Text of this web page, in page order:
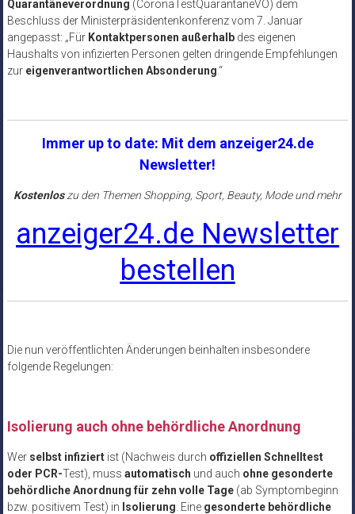
Quarantäneverordnung (CoronaTestQuarantäneVO) dem
Beschluss der Ministerpräsidentenkonferenz vom 7. Januar
angepasst: „Für Kontaktpersonen außerhalbdes eigenen
Haushalts von infizierten Personen gelten dringende Empfehlungen
zur eigenverantwortlichen Absonderung .“
Immer up to date: Mit dem anzeiger24.de
Newsletter!
Kostenloszu den Themen Shopping, Sport, Beauty, Mode und mehr
anzeiger24.de Newsletter
bestellen
Die nun veröffentlichten Änderungen beinhalten insbesondere
folgende Regelungen:
Isolierung auch ohne behördliche Anordnung
Wer selbst infiziertist (Nachweis durch offiziellen Schnelltest
oder PCR-Test), muss automatisch und auch ohne gesonderte
behördliche Anordnung für zehn volle Tage(ab Symptombeginn
bzw. positivem Test) in Isolierung . Eine gesonderte behördliche